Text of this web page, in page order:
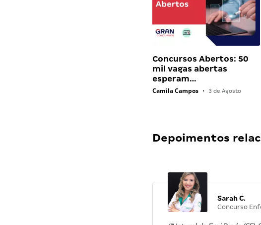
Concursos Abertos: 50
mil vagas abertas
esperam…
Camila Campos • 3 de Agosto
Depoimentos
Sarah C.
Concurso